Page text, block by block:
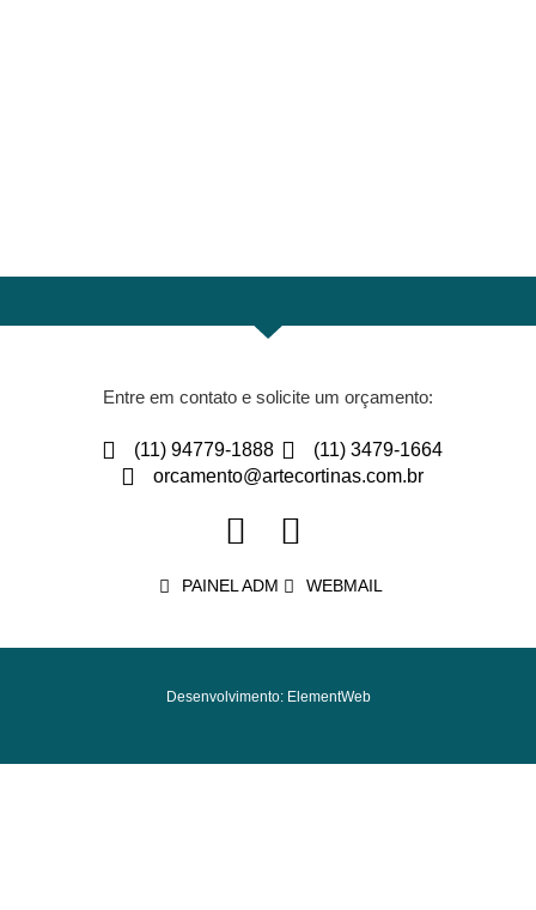
Entre em contato e solicite um orçamento:
(11) 94779-1888
(11) 3479-1664
orcamento@artecortinas.com.br
PAINEL ADM WEBMAIL
Desenvolvimento: ElementWeb